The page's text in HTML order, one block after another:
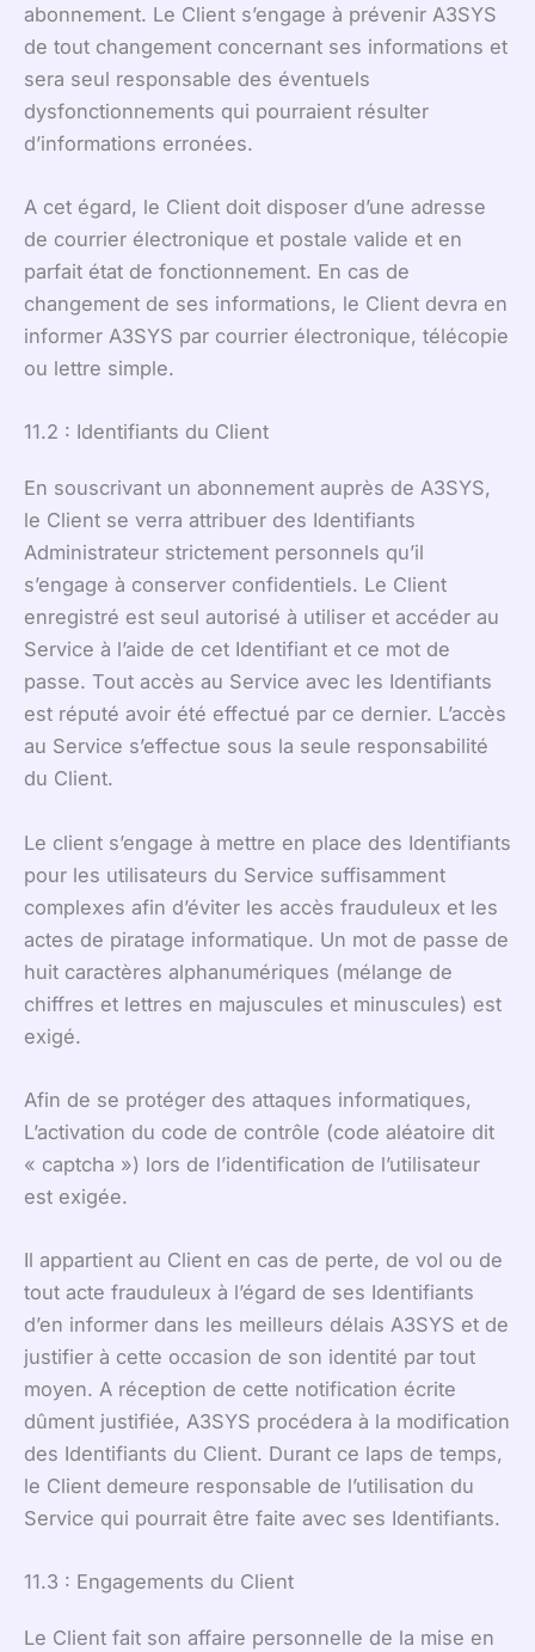
abonnement. Le Client s’engage à prévenir A3SYS
de tout changement concernant ses informations et
sera seul responsable des éventuels
dysfonctionnements qui pourraient résulter
d’informations erronées.
A cet égard, le Client doit disposer d’une adresse
de courrier électronique et postale valide et en
parfait état de fonctionnement. En cas de
changement de ses informations, le Client devra en
informer A3SYS par courrier électronique, télécopie
ou lettre simple.
11.2 : Identifiants du Client
En souscrivant un abonnement auprès de A3SYS,
le Client se verra attribuer des Identifiants
Administrateur strictement personnels qu’il
s’engage à conserver confidentiels. Le Client
enregistré est seul autorisé à utiliser et accéder au
Service à l’aide de cet Identifiant et ce mot de
passe. Tout accès au Service avec les Identifiants
est réputé avoir été effectué par ce dernier. L’accès
au Service s’effectue sous la seule responsabilité
du Client.
Le client s’engage à mettre en place des Identifiants
pour les utilisateurs du Service suffisamment
complexes afin d’éviter les accès frauduleux et les
actes de piratage informatique. Un mot de passe de
huit caractères alphanumériques (mélange de
chiffres et lettres en majuscules et minuscules) est
exigé.
Afin de se protéger des attaques informatiques,
L’activation du code de contrôle (code aléatoire dit
« captcha ») lors de l’identification de l’utilisateur
est exigée.
Il appartient au Client en cas de perte, de vol ou de
tout acte frauduleux à l’égard de ses Identifiants
d’en informer dans les meilleurs délais A3SYS et de
justifier à cette occasion de son identité par tout
moyen. A réception de cette notification écrite
dûment justifiée, A3SYS procédera à la modification
des Identifiants du Client. Durant ce laps de temps,
le Client demeure responsable de l’utilisation du
Service qui pourrait être faite avec ses Identifiants.
11.3 : Engagements du Client
Le Client fait son affaire personnelle de la mise en